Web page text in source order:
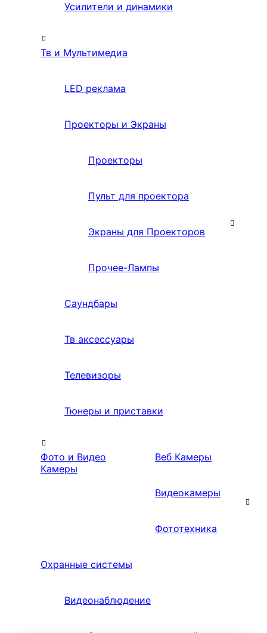
Усилители и динамики
Тв и Мультимедиа
LED реклама
Проекторы и Экраны
Проекторы
Пульт для проектора
Экраны для Проекторов
Прочее-Лампы
Саундбары
Тв аксессуары
Телевизоры
Тюнеры и приставки
Фото и Видео
Камеры
Веб Камеры
Видеокамеры
Фототехника
Охранные системы
Видеонаблюдение